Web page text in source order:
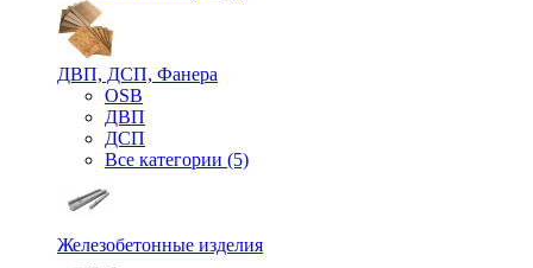
ДВП, ДСП, Фанера
OSB
ДВП
ДСП
Все категории (5)
Железобетонные изделия